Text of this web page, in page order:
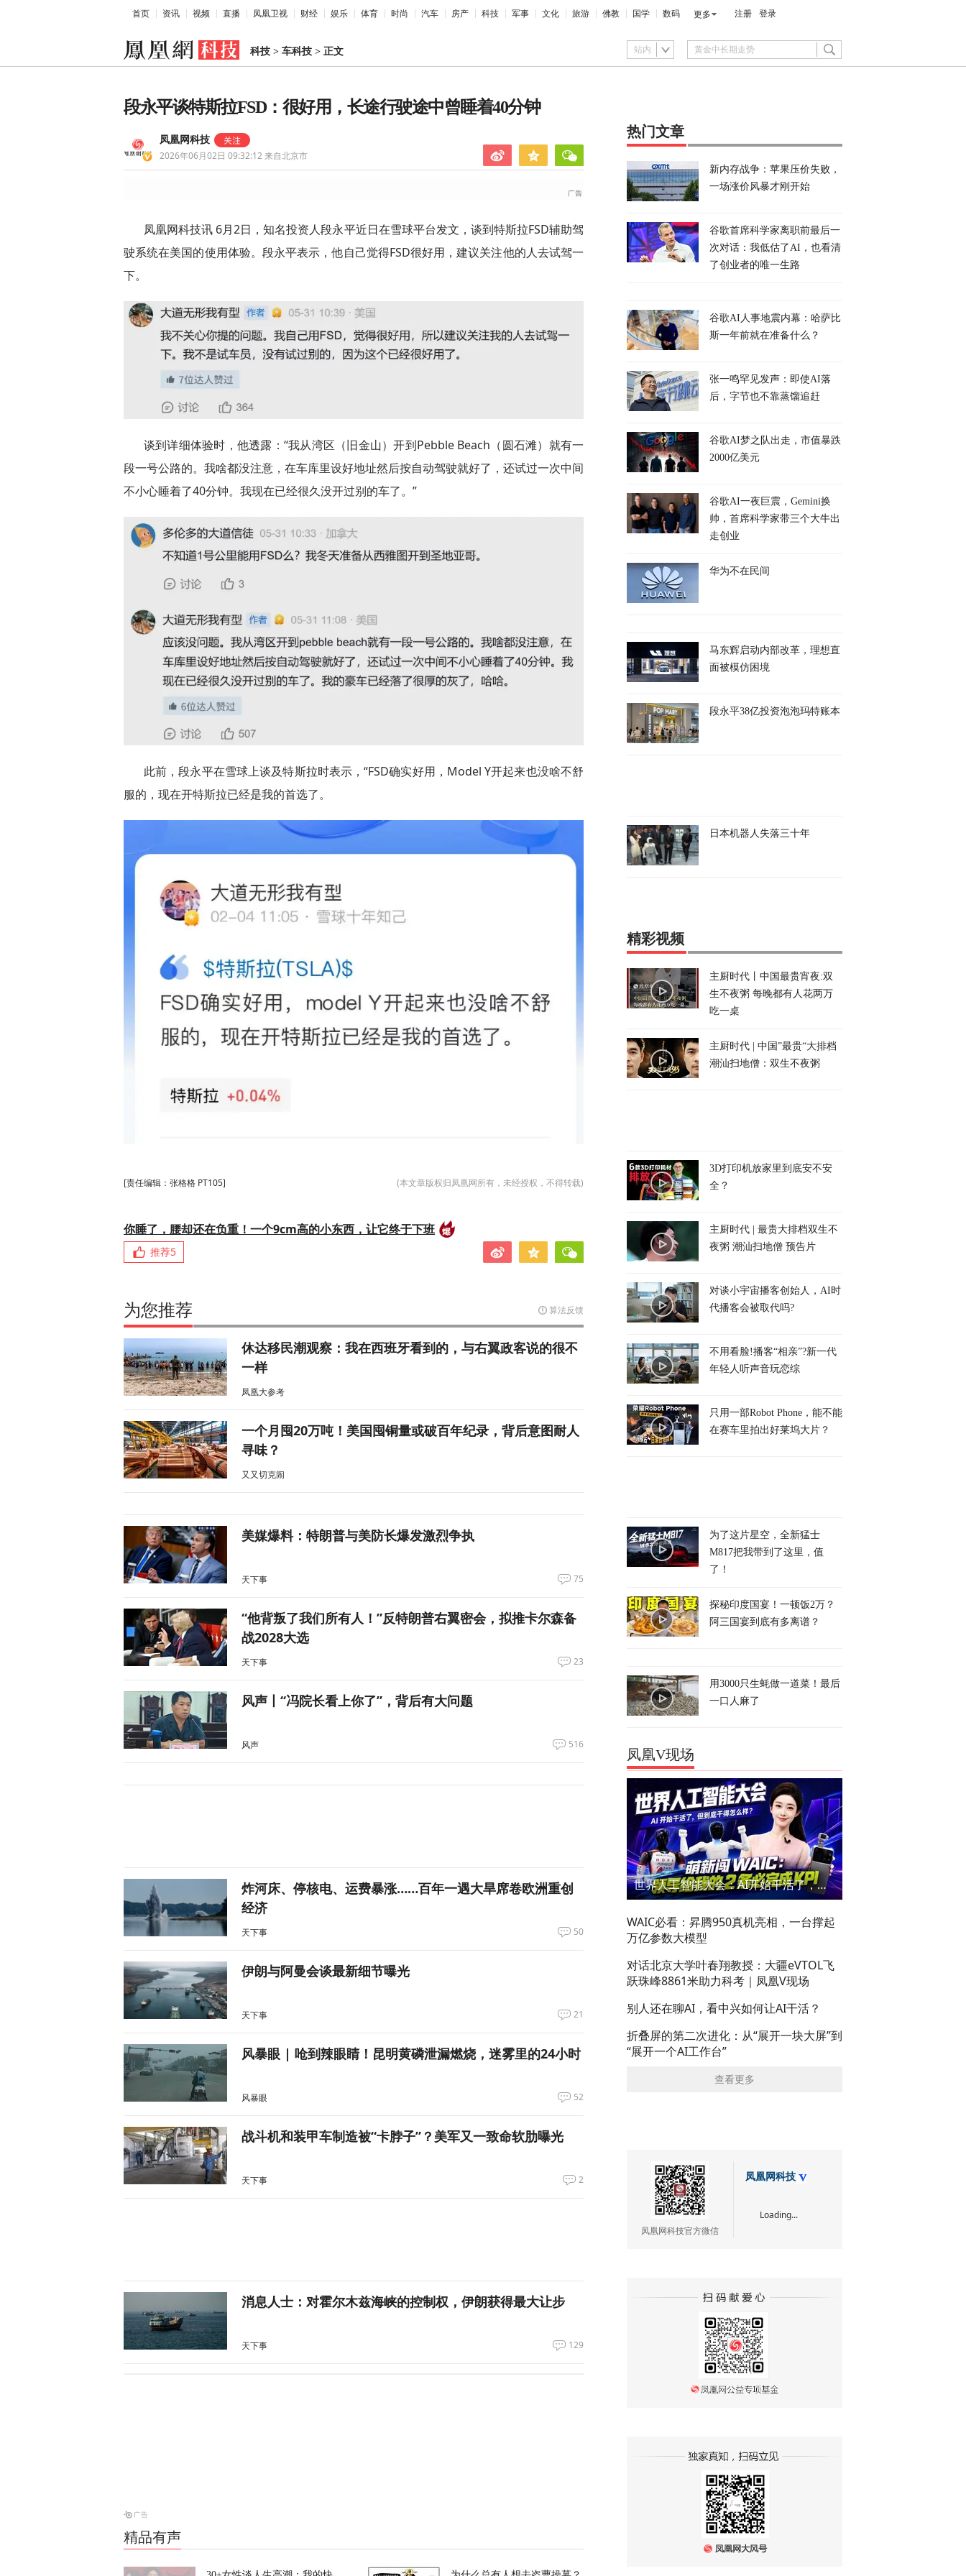
首页 资讯 视频 直播 凤凰卫视 财经 娱乐 体育 时尚 汽车 房产 科技 军事 文化 旅游 佛教 国学 数码 更多 注册 登录
科技 > 车科技 > 正文 站内
段永平谈特斯拉FSD：很好用，长途行驶途中曾睡着40分钟
凤凰网科技
2026年06月02日 09:32:12 来自北京市
凤凰网科技讯 6月2日，知名投资人段永平近日在雪球平台发文，谈到特斯拉FSD辅助驾
驶系统在美国的使用体验。段永平表示，他自己觉得FSD很好用，建议关注他的人去试驾一
下。
谈到详细体验时，他透露：“我从湾区（旧金山）开到Pebble Beach（圆石滩）就有一
段一号公路的。我啥都没注意，在车库里设好地址然后按自动驾驶就好了，还试过一次中间
不小心睡着了40分钟。我现在已经很久没开过别的车了。”
此前，段永平在雪球上谈及特斯拉时表示，“FSD确实好用，Model Y开起来也没啥不舒
服的，现在开特斯拉已经是我的首选了。
[责任编辑：张格格 PT105] (本文章版权归凤凰网所有，未经授权，不得转载)
你睡了，腰却还在负重！一个9cm高的小东西，让它终于下班
推荐5
为您推荐 算法反馈
休达移民潮观察：我在西班牙看到的，与右翼政客说的很不
一样
凤凰大参考
一个月囤20万吨！美国囤铜量或破百年纪录，背后意图耐人
寻味？
又又切克闹
美媒爆料：特朗普与美防长爆发激烈争执
天下事 75
“他背叛了我们所有人！”反特朗普右翼密会，拟推卡尔森备
战2028大选
天下事 23
风声丨“冯院长看上你了”，背后有大问题
风声 516
炸河床、停核电、运费暴涨……百年一遇大旱席卷欧洲重创
经济
天下事 50
伊朗与阿曼会谈最新细节曝光
天下事 21
风暴眼 | 呛到辣眼睛！昆明黄磷泄漏燃烧，迷雾里的24小时
风暴眼 52
战斗机和装甲车制造被“卡脖子”？美军又一致命软肋曝光
天下事 2
消息人士：对霍尔木兹海峡的控制权，伊朗获得最大让步
天下事 129
特朗普、鲁比奥、贝森特都说好事近了，美媒披露美伊协议
内容
精品有声
热门文章
新内存战争：苹果压价失败，
一场涨价风暴才刚开始
谷歌首席科学家离职前最后一
次对话：我低估了AI，也看清
了创业者的唯一生路
谷歌AI人事地震内幕：哈萨比
斯一年前就在准备什么？
张一鸣罕见发声：即使AI落
后，字节也不靠蒸馏追赶
谷歌AI梦之队出走，市值暴跌
2000亿美元
谷歌AI一夜巨震，Gemini换
帅，首席科学家带三个大牛出
走创业
华为不在民间
马东辉启动内部改革，理想直
面被模仿困境
段永平38亿投资泡泡玛特账本
日本机器人失落三十年
精彩视频
主厨时代丨中国最贵宵夜:双
生不夜粥 每晚都有人花两万
吃一桌
主厨时代 | 中国”最贵“大排档
潮汕扫地僧：双生不夜粥
3D打印机放家里到底安不安
全？
主厨时代 | 最贵大排档双生不
夜粥 潮汕扫地僧 预告片
对谈小宇宙播客创始人，AI时
代播客会被取代吗?
不用看脸!播客“相亲”?新一代
年轻人听声音玩恋综
只用一部Robot Phone，能不能
在赛车里拍出好莱坞大片？
为了这片星空，全新猛士
M817把我带到了这里，值
了！
探秘印度国宴！一顿饭2万？
阿三国宴到底有多离谱？
用3000只生蚝做一道菜！最后
一口人麻了
凤凰V现场
世界人工智能大会：AI开始干活了，但到底干的怎么样？萌新闯WAIC
WAIC必看：昇腾950真机亮相，一台撑起
万亿参数大模型
对话北京大学叶春翔教授：大疆eVTOL飞
跃珠峰8861米助力科考｜凤凰V现场
别人还在聊AI，看中兴如何让AI干活？
折叠屏的第二次进化：从“展开一块大屏”到
“展开一个AI工作台”
查看更多
凤凰网科技官方微信
凤凰网科技
Loading...